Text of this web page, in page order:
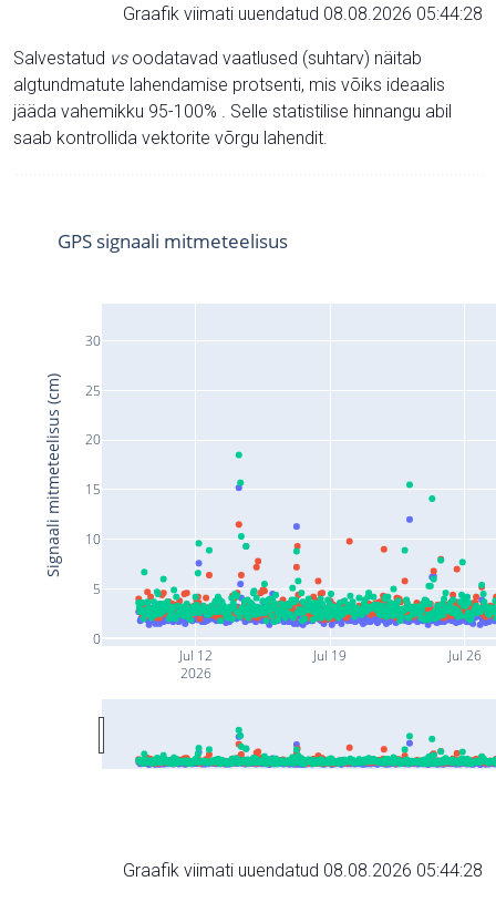
Graafik viimati uuendatud 08.08.2026 05:44:28
Salvestatud vsoodatavad vaatlused (suhtarv) näitab
algtundmatute lahendamise protsenti, mis võiks ideaalis
jääda vahemikku 95-100% . Selle statistilise hinnangu abil
saab kontrollida vektorite võrgu lahendit.
Jul 12
2026
Jul 19 Jul 26
0
5
10
15
20
25
30
GPS signaali mitmeteelisus
Signaali mitmeteelisus (cm)
Graafik viimati uuendatud 08.08.2026 05:44:28